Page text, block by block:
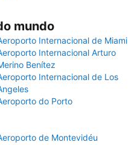
mundo
Internacional de Miami
Internacional Arturo
Benítez
Internacional de Los
do Porto
de Montevidéu